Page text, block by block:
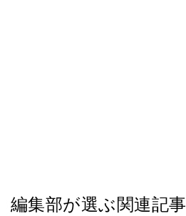
編集部が選ぶ関連記事